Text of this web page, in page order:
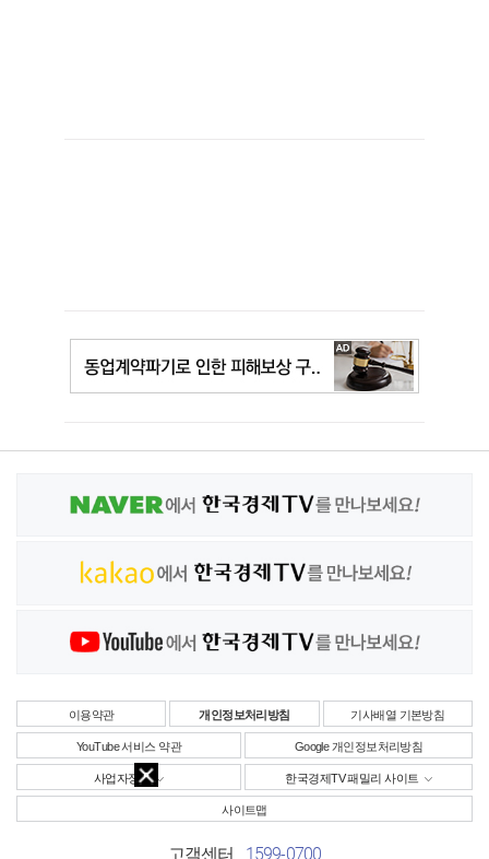
이용약관 개인정보처리방침 기사배열 기본방침
YouTube 서비스 약관 Google 개인정보처리방침
사업자정보 한국경제TV 패밀리 사이트
사이트맵
고객센터 1599-0700